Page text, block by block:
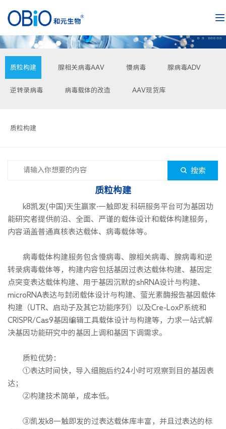
质粒构建 腺相关病毒AAV 慢病毒 腺病毒ADV
逆转录病毒 病毒载体的改造 AAV现货库
质粒构建
搜索
质粒构建
k8凯发(中国)天生赢家·一触即发 科研服务平台可为基因功
能研究者提供前沿、全面、严谨的载体设计和载体构建服务，
内容涵盖普通真核表达载体、病毒载体等。
病毒载体构建服务包含慢病毒、腺相关病毒、腺病毒和逆
转录病毒载体等，构建内容包括基因过表达载体构建、基因定
点突变表达载体构建、用于基因沉默的shRNA设计与构建、
microRNA表达与封闭载体设计与构建、萤光素酶报告基因载体
构建（UTR、启动子及其它功能序列）以及Cre-LoxP系统和
CRISPR/Cas9基因编辑工具载体设计与构建等，力求一站式解
决基因功能研究中的基因上调和基因下调需求。
质粒优势：
①表达时间快，导入细胞后约24小时可观察到目的基因表
达；
②构建技术简单，成本低。
③凯发k8一触即发的过表达载体库丰富，并且过表达的标